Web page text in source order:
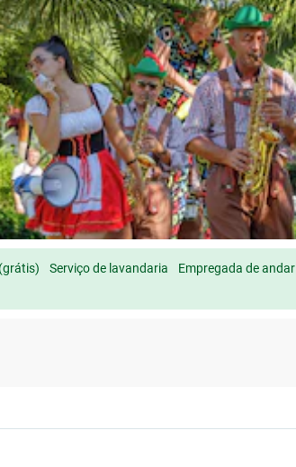
Serviço de lavandaria
Empregada de andar